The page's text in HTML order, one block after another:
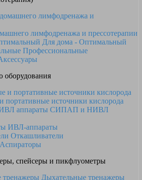
лимфодренажа и прессотерапии
Для дома - Оптимальный
Профессиональные
оборудования
портативные источники кислорода
СИПАП и НИВЛ
ИВЛ-аппараты
Откашливатели
Аспираторы
спейсеры и пикфлуометры
Дыхательные тренажеры